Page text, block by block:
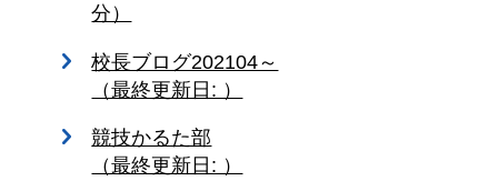
分）
校長ブログ202104～
（最終更新日: ）
競技かるた部
（最終更新日: ）